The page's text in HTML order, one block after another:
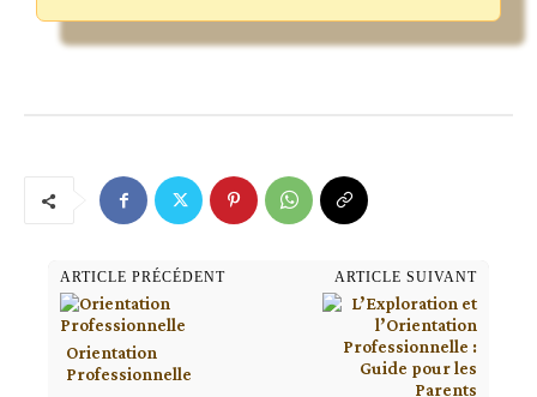
ARTICLE PRÉCÉDENT
Orientation
Professionnelle
ARTICLE SUIVANT